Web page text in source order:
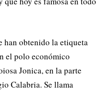
han obtenido la etiqueta
el polo económico
Jonica, en la parte
Calabria. Se llama